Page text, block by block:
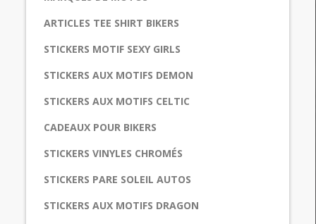
ARTICLES TEE SHIRT BIKERS
STICKERS MOTIF SEXY GIRLS
STICKERS AUX MOTIFS DEMON
STICKERS AUX MOTIFS CELTIC
CADEAUX POUR BIKERS
STICKERS VINYLES CHROMÉS
STICKERS PARE SOLEIL AUTOS
STICKERS AUX MOTIFS DRAGON